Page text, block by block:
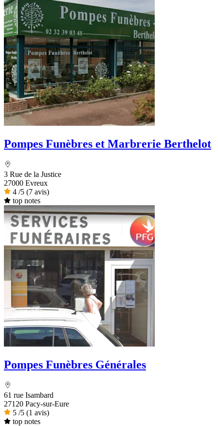
Pompes Funèbres et Marbrerie Berthelot
3 Rue de la Justice
27000 Evreux
4 /5 (7 avis)
top notes
Pompes Funèbres Générales
61 rue Isambard
27120 Pacy-sur-Eure
5 /5 (1 avis)
top notes